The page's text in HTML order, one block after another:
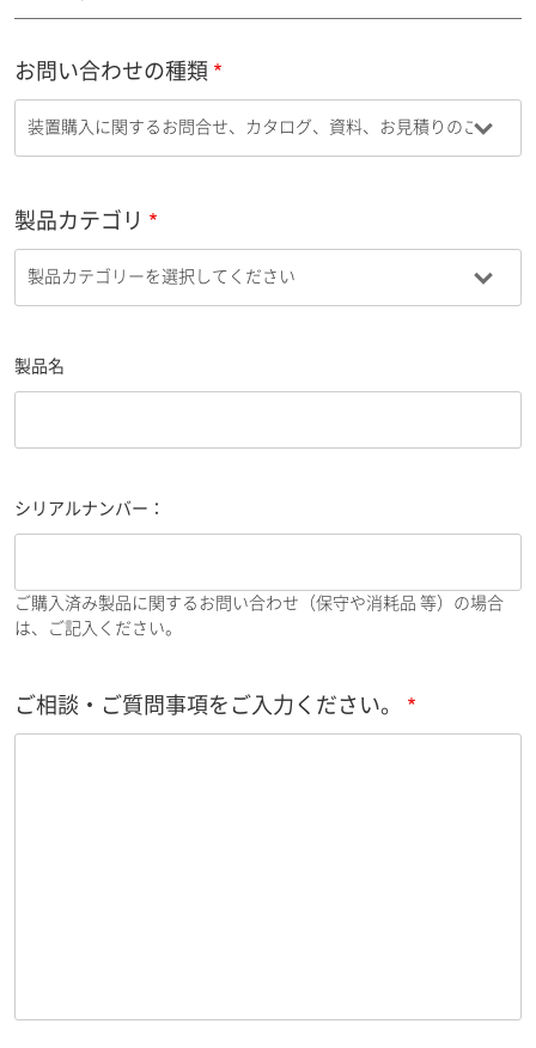
お問い合わせの種類
製品カテゴリ
製品名
シリアルナンバー：
ご購入済み製品に関するお問い合わせ（保守や消耗品 等）の場合
は、ご記入ください。
ご相談・ご質問事項をご入力ください。